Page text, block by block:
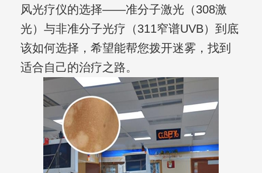
风光疗仪的选择——准分子激光（308激
光）与非准分子光疗（311窄谱UVB）到底
该如何选择，希望能帮您拨开迷雾，找到
适合自己的治疗之路。